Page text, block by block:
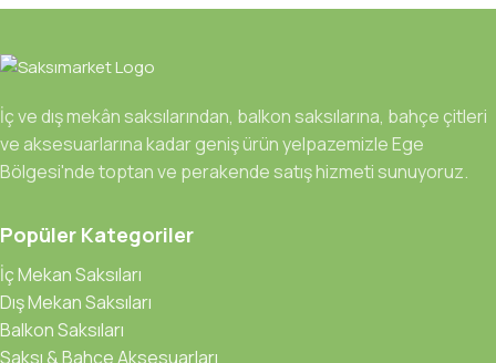
İç ve dış mekân saksılarından, balkon saksılarına, bahçe çitleri
ve aksesuarlarına kadar geniş ürün yelpazemizle Ege
Bölgesi'nde toptan ve perakende satış hizmeti sunuyoruz.
Popüler Kategoriler
İç Mekan Saksıları
Dış Mekan Saksıları
Balkon Saksıları
Saksı & Bahçe Aksesuarları